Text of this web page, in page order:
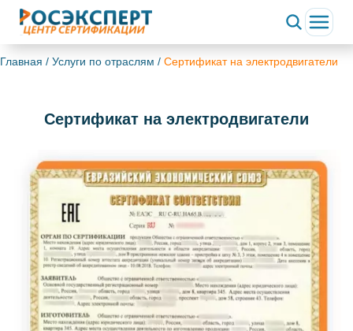
Главная / Услуги по отраслям / Сертификат на электродвигатели
Сертификат на электродвигатели